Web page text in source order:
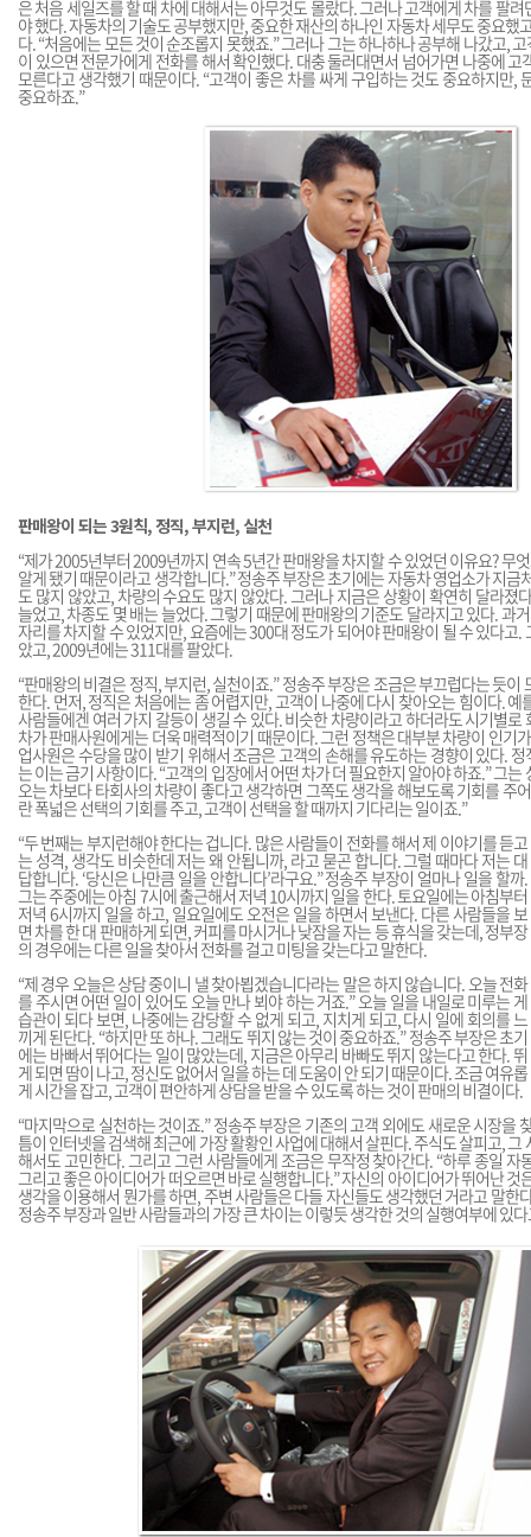
은 처음 세일즈를 할 때 차에 대해서는 아무것도 몰랐다. 그러나 고객에게 차를 팔
야 했다. 자동차의 기술도 공부했지만, 중요한 재산의 하나인 자동차 세무도 중요했
다. “처음에는 모든 것이 순조롭지 못했죠.” 그러나 그는 하나하나 공부해 나갔고,
이 있으면 전문가에게 전화를 해서 확인했다. 대충 둘러대면서 넘어가면 나중에 고
모른다고 생각했기 때문이다. “고객이 좋은 차를 싸게 구입하는 것도 중요하지만,
중요하죠.”
판매왕이 되는 3원칙, 정직, 부지런, 실천
“제가 2005년부터 2009년까지 연속 5년간 판매왕을 차지할 수 있었던 이유요? 무
알게 됐기 때문이라고 생각합니다.” 정송주 부장은 초기에는 자동차 영업소가 지금
도 많지 않았고, 차량의 수요도 많지 않았다. 그러나 지금은 상황이 확연히 달라졌
늘었고, 차종도 몇 배는 늘었다. 그렇기 때문에 판매왕의 기준도 달라지고 있다. 과
자리를 차지할 수 있었지만, 요즘에는 300대 정도가 되어야 판매왕이 될 수 있다고
았고, 2009년에는 311대를 팔았다.
“판매왕의 비결은 정직, 부지런, 실천이죠.” 정송주 부장은 조금은 부끄럽다는 듯이
한다. 먼저, 정직은 처음에는 좀 어렵지만, 고객이 나중에 다시 찾아오는 힘이다. 예
사람들에겐 여러 가지 갈등이 생길 수 있다. 비슷한 차량이라고 하더라도 시기별로
차가 판매사원에게는 더욱 매력적이기 때문이다. 그런 정책은 대부분 차량이 인기
업사원은 수당을 많이 받기 위해서 조금은 고객의 손해를 유도하는 경향이 있다.
는 이는 금기 사항이다. “고객의 입장에서 어떤 차가 더 필요한지 알아야 하죠.” 그는
오는 차보다 타회사의 차량이 좋다고 생각하면 그쪽도 생각을 해보도록 기회를 주
란 폭넓은 선택의 기회를 주고, 고객이 선택을 할 때까지 기다리는 일이죠.”
“두 번째는 부지런해야 한다는 겁니다. 많은 사람들이 전화를 해서 제 이야기를 듣고
는 성격, 생각도 비슷한데 저는 왜 안됩니까, 라고 묻곤 합니다. 그럴 때마다 저는 대
답합니다. ‘당신은 나만큼 일을 안합니다’라구요.” 정송주 부장이 얼마나 일을 할까.
그는 주중에는 아침 7시에 출근해서 저녁 10시까지 일을 한다. 토요일에는 아침부터
저녁 6시까지 일을 하고, 일요일에도 오전은 일을 하면서 보낸다. 다른 사람들을 보
면 차를 한 대 판매하게 되면, 커피를 마시거나 낮잠을 자는 등 휴식을 갖는데, 정부장
의 경우에는 다른 일을 찾아서 전화를 걸고 미팅을 갖는다고 말한다.
“제 경우 오늘은 상담 중이니 낼 찾아뵙겠습니다라는 말은 하지 않습니다. 오늘 전화
를 주시면 어떤 일이 있어도 오늘 만나 뵈야 하는 거죠.” 오늘 일을 내일로 미루는 게
습관이 되다 보면, 나중에는 감당할 수 없게 되고, 지치게 되고, 다시 일에 회의를 느
끼게 된단다. “하지만 또 하나. 그래도 뛰지 않는 것이 중요하죠.” 정송주 부장은 초기
에는 바빠서 뛰어다는 일이 많았는데, 지금은 아무리 바빠도 뛰지 않는다고 한다. 뛰
게 되면 땀이 나고, 정신도 없어서 일을 하는 데 도움이 안 되기 때문이다. 조금 여유롭
게 시간을 잡고, 고객이 편안하게 상담을 받을 수 있도록 하는 것이 판매의 비결이다.
“마지막으로 실천하는 것이죠.” 정송주 부장은 기존의 고객 외에도 새로운 시장을
틈이 인터넷을 검색해 최근에 가장 활황인 사업에 대해서 살핀다. 주식도 살피고, 그
해서도 고민한다. 그리고 그런 사람들에게 조금은 무작정 찾아간다. “하루 종일 자
그리고 좋은 아이디어가 떠오르면 바로 실행합니다.” 자신의 아이디어가 뛰어난 것
생각을 이용해서 뭔가를 하면, 주변 사람들은 다들 자신들도 생각했던 거라고 말한
정송주 부장과 일반 사람들과의 가장 큰 차이는 이렇듯 생각한 것의 실행여부에 있